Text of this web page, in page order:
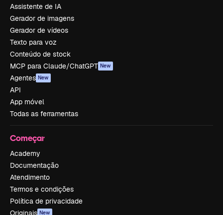
Assistente de IA
Gerador de imagens
Gerador de vídeos
Texto para voz
Conteúdo de stock
MCP para Claude/ChatGPT New
Agentes New
API
App móvel
Todas as ferramentas
Começar
Academy
Documentação
Atendimento
Termos e condições
Política de privacidade
Originais New